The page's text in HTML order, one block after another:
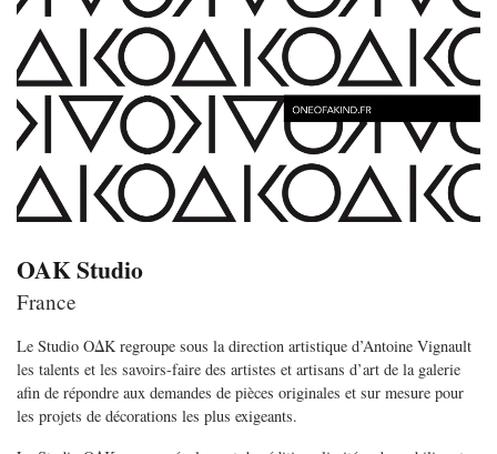
OAK Studio
France
Le Studio OΔK regroupe sous la direction artistique d’Antoine Vignault
les talents et les savoirs-faire des artistes et artisans d’art de la galerie
afin de répondre aux demandes de pièces originales et sur mesure pour
les projets de décorations les plus exigeants.